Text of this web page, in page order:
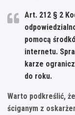
Art. 212 § 2
pomocą
internetu.
karze
do roku.
Warto podkreślić,
ściganym z